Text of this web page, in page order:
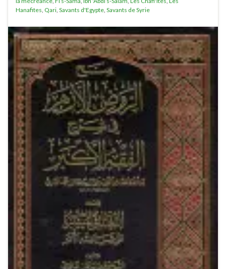
Hanafites Qari Savants d'Egypte Savants de Syrie